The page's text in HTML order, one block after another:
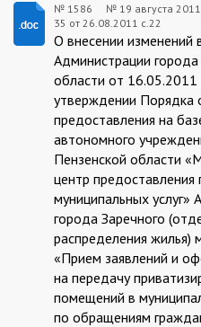
1586:2011-
№ 1586 № 19 августа 2011
35 от 26.08.2011 с.22
О внесении изменений
Администрации
области от
утверждении Порядка
предоставления на
автономного
Пензенской области
центр предоставления
муниципальных услуг»
города Заречного
распределения жилья)
«Прием заявлений и
на передачу
помещений в
по обращениям